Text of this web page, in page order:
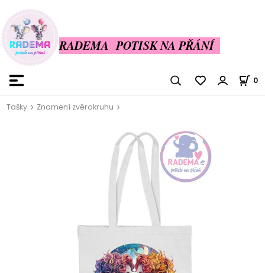
RADEMA POTISK NA PŘÁNÍ
0
Tašky Znamení zvěrokruhu